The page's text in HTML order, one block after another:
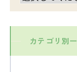
カテゴリ別